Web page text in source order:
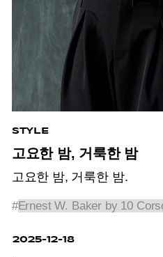
STYLE
고요한 밤, 거룩한 밤
고요한 밤, 거룩한 밤.
#Ernest W. Baker by 10
2025-12-18